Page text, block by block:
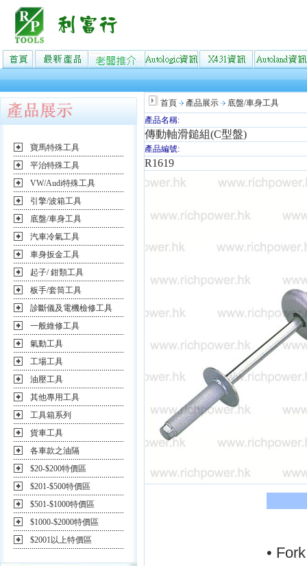
寶馬特殊工具
平治特殊工具
VW/Audi特殊工具
引擎/波箱工具
底盤/車身工具
汽車冷氣工具
車身扳金工具
起子/ 鉗類工具
板手/套筒工具
診斷儀及電機檢修工具
一般維修工具
氣動工具
工場工具
油壓工具
其他專用工具
工具箱系列
貨車工具
各車款之油隔
$20-$200特價區
$201-$500特價區
$501-$1000特價區
$1000-$2000特價區
$2001以上特價區
首頁 產品展示
底盤/車身工具
產品名稱:
傳動軸滑鎚組(C型盤)
產品編號:
R1619
•